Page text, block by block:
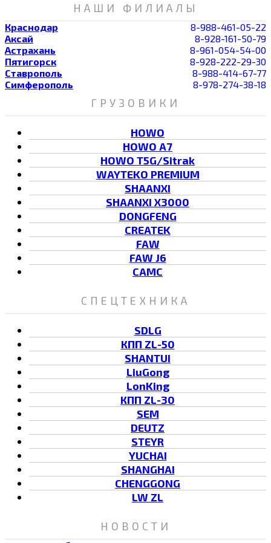
НАШИ ФИЛИАЛЫ
Краснодар
8-988-461-05-22
Аксай
8-928-161-50-79
Астрахань
8-961-054-54-00
Пятигорск
8-928-222-29-30
Ставрополь
8-988-414-67-77
Симферополь
8-978-274-38-18
ГРУЗОВИКИ
HOWO
HOWO A7
HOWO T5G/Sitrak
WAYTEKO PREMIUM
SHAANXI
SHAANXI X3000
DONGFENG
CREATEK
FAW
FAW J6
CAMC
СПЕЦТЕХНИКА
SDLG
КПП ZL-50
SHANTUI
LiuGong
LonKing
КПП ZL-30
SEM
DEUTZ
STEYR
YUCHAI
SHANGHAI
CHENGGONG
LW ZL
НОВОСТИ